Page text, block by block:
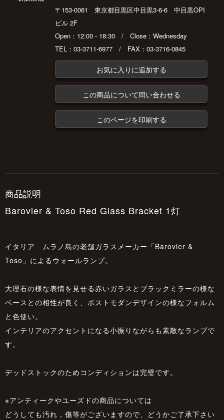
〒153-0061 東京都目黒区中目黒3-6-6 中目黒OPI
ビル 2F
Open：12:00 - 18:30 / Close：Wednesday
TEL：03-3711-6977 / FAX：03-3716-0845
お気に入りに追加する
この商品について問い合わせる
このページを印刷する
商品説明
Barovier & Toso Red Glass Bracket 1灯
イタリア ムラノ島の老舗ガラスメーカー「Barovier &
Toso」によるウォールランプ。
大理石の様な表情を見せる赤いガラスとブラックミラーの様な
ベースとの相性が良く、ポストモダンデザインの様なフォルム
と色使い。
インテリアのアクセントになる小振りながらも素敵なランプで
す。
デッドストックのためコンディションは完璧です。
※アンティークやユーズドの商品については
どうしても汚れ，傷等がございますので、どうかご了承下さい